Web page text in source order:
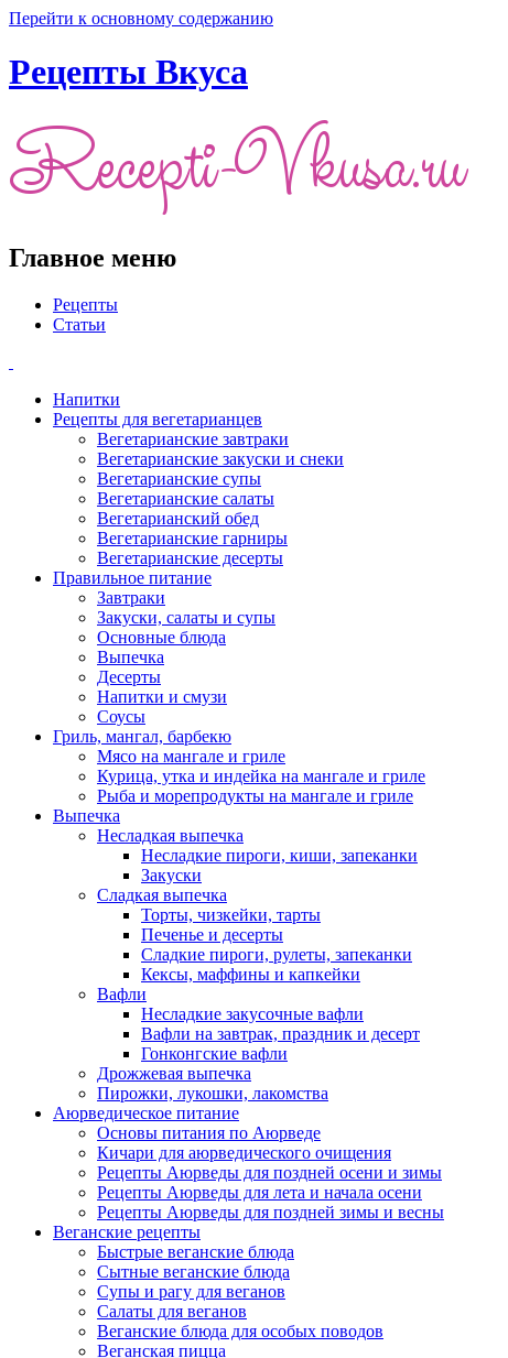
Перейти к основному содержанию
Рецепты Вкуса
Главное меню
Рецепты
Статьи
Напитки
Рецепты для вегетарианцев
Вегетарианские завтраки
Вегетарианские закуски и снеки
Вегетарианские супы
Вегетарианские салаты
Вегетарианский обед
Вегетарианские гарниры
Вегетарианские десерты
Правильное питание
Завтраки
Закуски, салаты и супы
Основные блюда
Выпечка
Десерты
Напитки и смузи
Соусы
Гриль, мангал, барбекю
Мясо на мангале и гриле
Курица, утка и индейка на мангале и гриле
Рыба и морепродукты на мангале и гриле
Выпечка
Несладкая выпечка
Несладкие пироги, киши, запеканки
Закуски
Сладкая выпечка
Торты, чизкейки, тарты
Печенье и десерты
Сладкие пироги, рулеты, запеканки
Кексы, маффины и капкейки
Вафли
Несладкие закусочные вафли
Вафли на завтрак, праздник и десерт
Гонконгские вафли
Дрожжевая выпечка
Пирожки, лукошки, лакомства
Аюрведическое питание
Основы питания по Аюрведе
Кичари для аюрведического очищения
Рецепты Аюрведы для поздней осени и зимы
Рецепты Аюрведы для лета и начала осени
Рецепты Аюрведы для поздней зимы и весны
Веганские рецепты
Быстрые веганские блюда
Сытные веганские блюда
Супы и рагу для веганов
Салаты для веганов
Веганские блюда для особых поводов
Веганская пицца